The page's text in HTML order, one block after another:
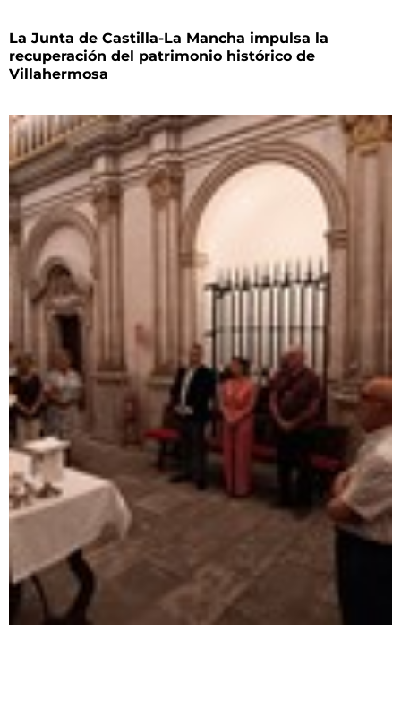
La Junta de Castilla-La Mancha impulsa la
recuperación del patrimonio histórico de
Villahermosa